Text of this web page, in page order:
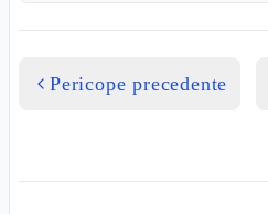
Pericope precedente